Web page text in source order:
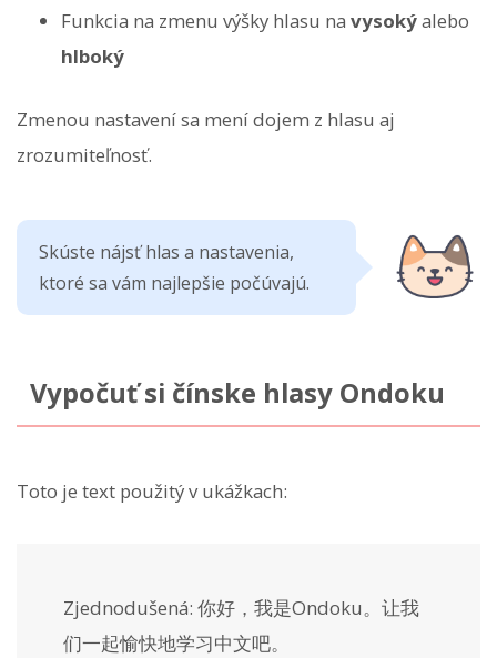
Funkcia na zmenu výšky hlasu na vysokýalebo
hlboký
Zmenou nastavení sa mení dojem z hlasu aj
zrozumiteľnosť.
Skúste nájsť hlas a nastavenia,
ktoré sa vám najlepšie počúvajú.
Vypočuť si čínske hlasy Ondoku
Toto je text použitý v ukážkach:
Zjednodušená: 你好，我是Ondoku。让我
们一起愉快地学习中文吧。